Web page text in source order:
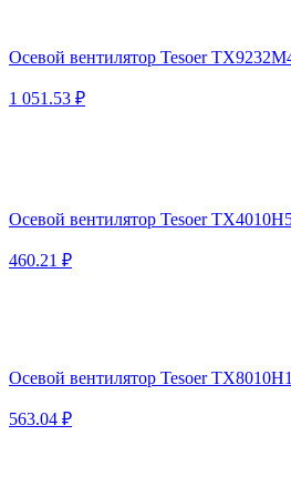
Осевой вентилятор Tesoer
1 051.53 ₽
Осевой вентилятор Tesoer
460.21 ₽
Осевой вентилятор Tesoer
563.04 ₽